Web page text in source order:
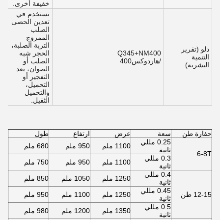
خفيفة أخرى.
دلو (تقرير
التنمية
البشرية)
Q345+NM400
/هاردوكس400
تستخدم في
تعدين الحصى
الصلب
الممزوج
التربة الصلبة،
الحجر شبه
الصلب أو
الصوان، بعد
التفجير أو
التحميل،
والتحميل
الثقيل.
حفارة طن سعة عرض ارتفاع طول
6-8T
0.25 مللي
ثانية
1100 ملم 950 ملم
680 ملم
0.3 مللي
ثانية
1100 ملم 950 ملم 750 ملم
12-15 طن
0.4 مللي
ثانية
1250 ملم 1050 ملم
850 ملم
0.45 مللي
ثانية
1250 ملم 1100 ملم
950 ملم
0.5 مللي
ثانية
1350 ملم 1200 ملم
980 ملم